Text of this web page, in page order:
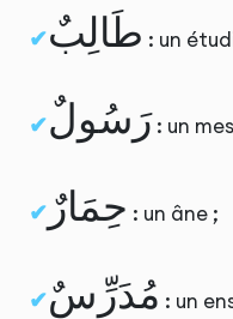
طَالِبٌ : un
رَسُولٌ : un
حِمَارٌ : un âne ;
مُدَرِّسٌ : un